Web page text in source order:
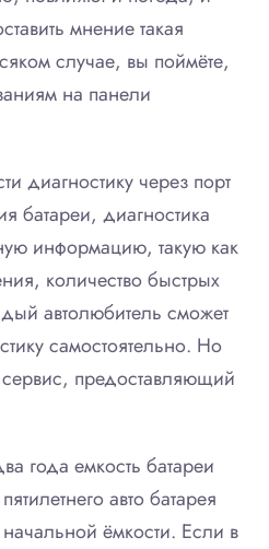
мнение такая
случае, вы поймёте,
на панели
диагностику через порт
батареи, диагностика
информацию, такую как
количество быстрых
автолюбитель сможет
самостоятельно. Но
предоставляющий
года емкость батареи
авто батарея
ёмкости. Если в